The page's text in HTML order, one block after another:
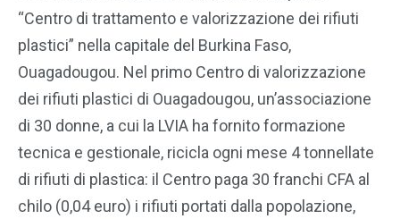
“Centro di trattamento e valorizzazione dei rifiuti
plastici” nella capitale del Burkina Faso,
Ouagadougou. Nel primo Centro di valorizzazione
dei rifiuti plastici di Ouagadougou, un’associazione
di 30 donne, a cui la LVIA ha fornito formazione
tecnica e gestionale, ricicla ogni mese 4 tonnellate
di rifiuti di plastica: il Centro paga 30 franchi CFA al
chilo (0,04 euro) i rifiuti portati dalla popolazione,